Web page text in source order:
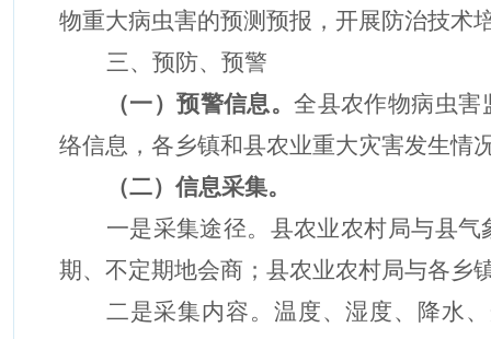
物重大病虫害的预测预报，开展防治技术
三、预防、预警
（一）预警信息。全县农作物病虫害
络信息，各乡镇和县农业重大灾害发生情
（二） 信息采集。
一是采集途径。 县农业农村局与县气
期、不定期地会商 ；县农业农村局与各乡
二是采集内容。温度、湿度、降水